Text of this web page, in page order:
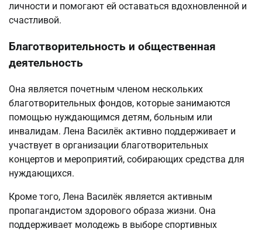
личности и помогают ей оставаться вдохновленной и
счастливой.
Благотворительность и общественная
деятельность
Она является почетным членом нескольких
благотворительных фондов, которые занимаются
помощью нуждающимся детям, больным или
инвалидам. Лена Василёк активно поддерживает и
участвует в организации благотворительных
концертов и мероприятий, собирающих средства для
нуждающихся.
Кроме того, Лена Василёк является активным
пропагандистом здорового образа жизни. Она
поддерживает молодежь в выборе спортивных